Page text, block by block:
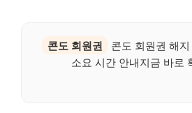
콘도 회원권
콘도 회원권 해
소요 시간 안내지금 바로